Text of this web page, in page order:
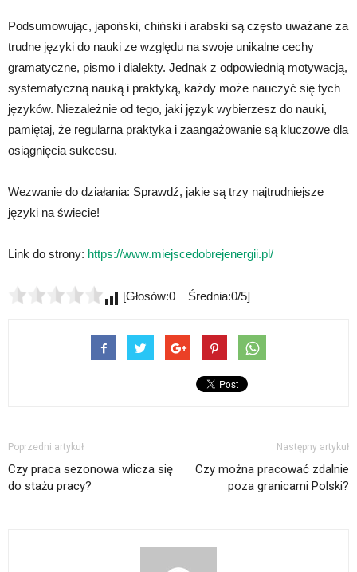
Podsumowując, japoński, chiński i arabski są często uważane za
trudne języki do nauki ze względu na swoje unikalne cechy
gramatyczne, pismo i dialekty. Jednak z odpowiednią motywacją,
systematyczną nauką i praktyką, każdy może nauczyć się tych
języków. Niezależnie od tego, jaki język wybierzesz do nauki,
pamiętaj, że regularna praktyka i zaangażowanie są kluczowe dla
osiągnięcia sukcesu.
Wezwanie do działania: Sprawdź, jakie są trzy najtrudniejsze
języki na świecie!
Link do strony: https://www.miejscedobrejenergii.pl/
[Głosów:0 Średnia:0/5]
Poprzedni artykuł
Czy praca sezonowa wlicza się
do stażu pracy?
Następny artykuł
Czy można pracować zdalnie
poza granicami Polski?